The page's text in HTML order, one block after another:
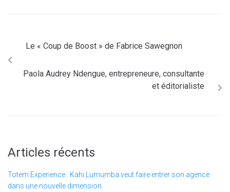
Le « Coup de Boost » de Fabrice Sawegnon
Paola Audrey Ndengue, entrepreneure, consultante
et éditorialiste
Articles récents
Totem Experience : Kahi Lumumba veut faire entrer son agence
dans une nouvelle dimension